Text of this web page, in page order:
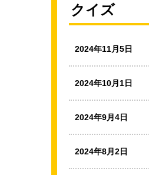
クイズ
2024年11月5日
2024年10月1日
2024年9月4日
2024年8月2日